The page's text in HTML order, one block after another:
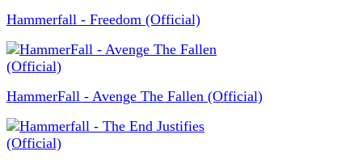
Hammerfall - Freedom (Official)
HammerFall - Avenge The Fallen (Official)